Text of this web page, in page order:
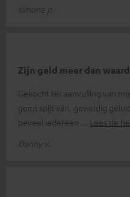
simone p.
Zijn geld meer dan waard
Gekocht ter aanvulling van
geen spijt van, geweldig
beveel iedereen
Lees de
Danny v.